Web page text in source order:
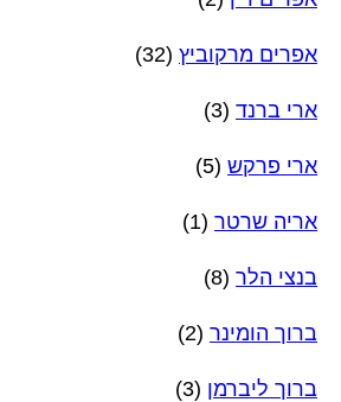
אפרים מרקוביץ (32)
ארי ברנד (3)
ארי פרקש (5)
אריה שרטר (1)
בנצי הלר (8)
ברוך הומינר (2)
ברוך ליברמן (3)